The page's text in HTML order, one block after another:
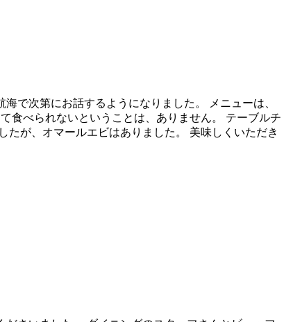
で次第にお話するようになりました。 メニューは、
食べられないということは、ありません。 テーブルチ
が、オマールエビはありました。 美味しくいただき